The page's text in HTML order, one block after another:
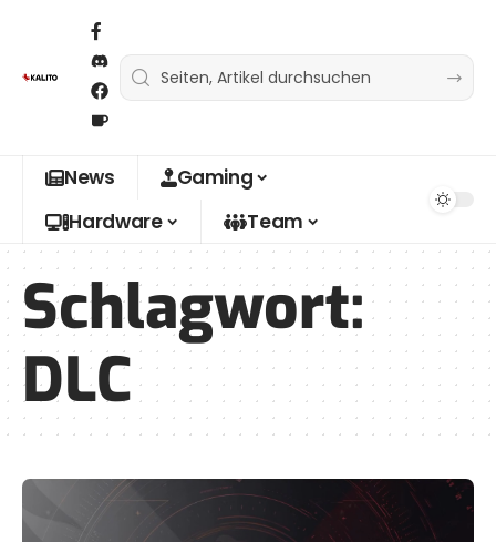
News
Gaming
Hardware
Team
Schlagwort:
DLC